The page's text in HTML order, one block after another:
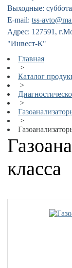
Выходные:
E-mail: tss-
Адрес: 127591,
"Инвест-К"
Главная
>
Каталог
>
>
>
класса